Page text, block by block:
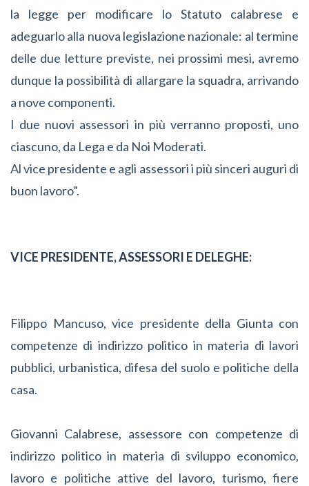
la legge per modificare lo Statuto calabrese e
adeguarlo alla nuova legislazione nazionale: al termine
delle due letture previste, nei prossimi mesi, avremo
dunque la possibilità di allargare la squadra, arrivando
a nove componenti.
I due nuovi assessori in più verranno proposti, uno
ciascuno, da Lega e da Noi Moderati.
Al vice presidente e agli assessori i più sinceri auguri di
buon lavoro”.
VICE PRESIDENTE, ASSESSORI E DELEGHE:
Filippo Mancuso, vice presidente della Giunta con
competenze di indirizzo politico in materia di lavori
pubblici, urbanistica, difesa del suolo e politiche della
casa.
Giovanni Calabrese, assessore con competenze di
indirizzo politico in materia di sviluppo economico,
lavoro e politiche attive del lavoro, turismo, fiere